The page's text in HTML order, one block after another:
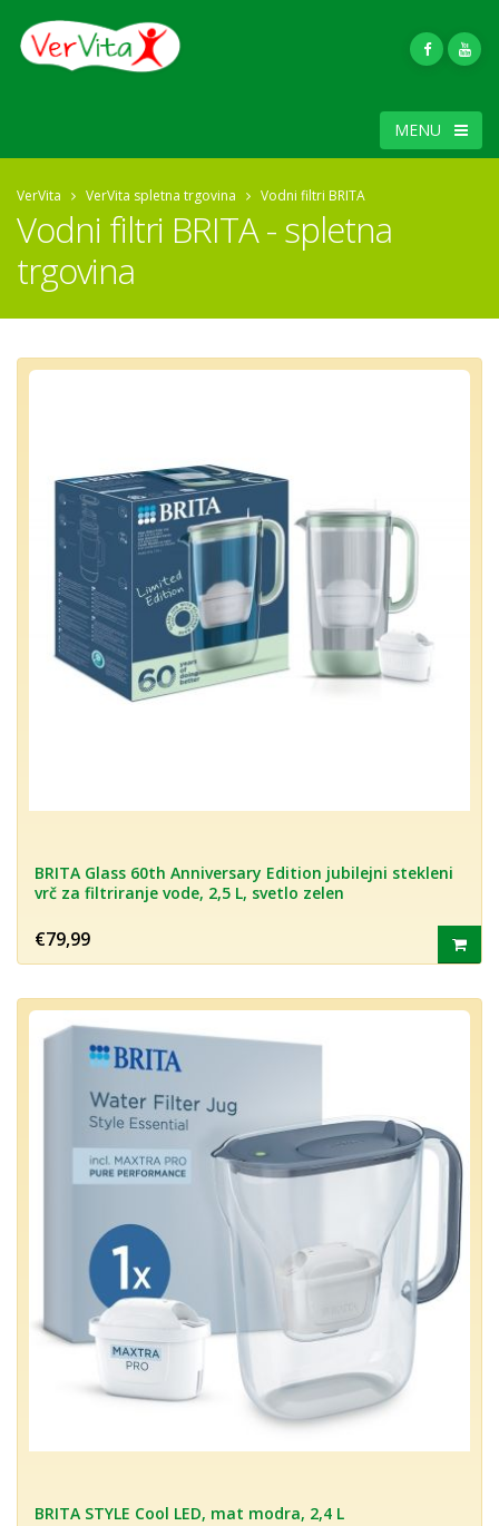
MENU
VerVita VerVita spletna trgovina Vodni filtri BRITA
Vodni filtri BRITA - spletna
trgovina
BRITA Glass 60th Anniversary Edition jubilejni stekleni
vrč za filtriranje vode, 2,5 L, svetlo zelen
€79,99
BRITA STYLE Cool LED, mat modra, 2,4 L